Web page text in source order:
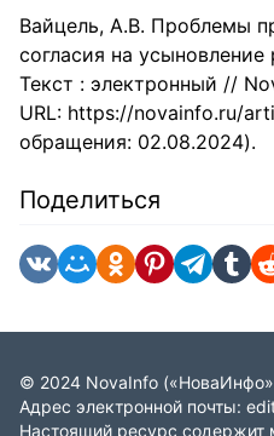
Вайцель, А.В. Проблемы
согласия на
Текст : электронный //
URL: https://novainfo.ru/
обращения: 02.08.2024).
Поделиться
© 2024 NovaInfo
Адрес электронной почты:
Настоящий ресурс содержит